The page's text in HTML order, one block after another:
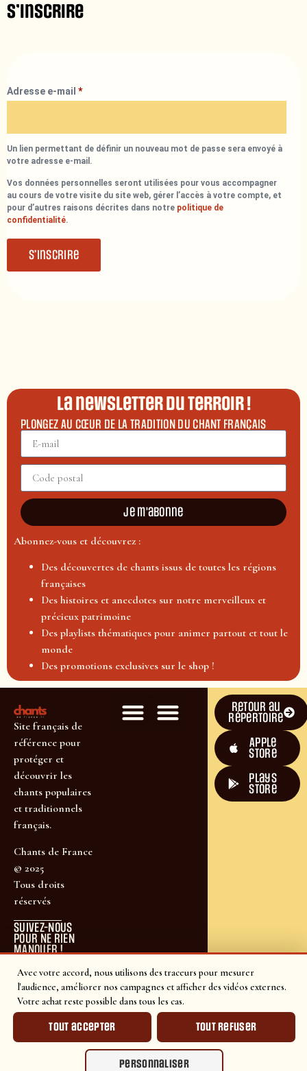
Avec votre accord, nous utilisons des traceurs pour mesurer
l'audience, améliorer nos campagnes et afficher des vidéos externes.
Votre achat reste possible dans tous les cas.
Tout accepter Tout refuser
Personnaliser
S’inscrire
Adresse e-mail *
Un lien permettant de définir un nouveau mot de passe sera envoyé à
votre adresse e-mail.
Vos données personnelles seront utilisées pour vous accompagner
au cours de votre visite du site web, gérer l’accès à votre compte, et
pour d’autres raisons décrites dans notre politique de
confidentialité.
S’inscrire
La newsletter du terroir !
PLONGEZ AU CŒUR DE LA TRADITION DU CHANT FRANÇAIS
Je m'abonne
Abonnez-vous et découvrez :
Des découvertes de chants issus de toutes les régions
françaises
Des histoires et anecdotes sur notre merveilleux et
précieux patrimoine
Des playlists thématiques pour animer partout et tout le
monde
Des promotions exclusives sur le shop !
Site français de
référence pour
protéger et
découvrir les
chants populaires
et traditionnels
français.
Chants de France
© 2025
Tous droits
réservés
SUIVEZ-NOUS
POUR NE RIEN
MANQUER !
Retour au
répertoire
Apple
Store
plays
store